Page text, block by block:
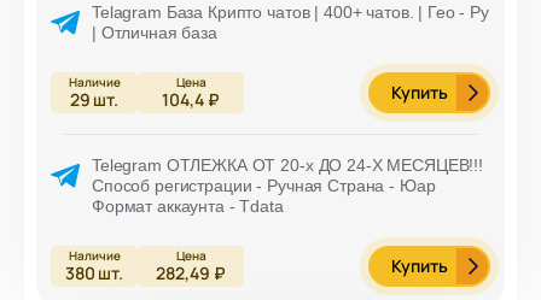
Telagram База Крипто чатов | 400+ чатов. | Гео - Ру
| Отличная база
29 шт. 104,4 ₽ Купить
Telegram ОТЛЕЖКА ОТ 20-х ДО 24-Х МЕСЯЦЕВ!!!
Способ регистрации - Ручная Страна - Юар
Формат аккаунта - Tdata
380 шт. 282,49 ₽ Купить